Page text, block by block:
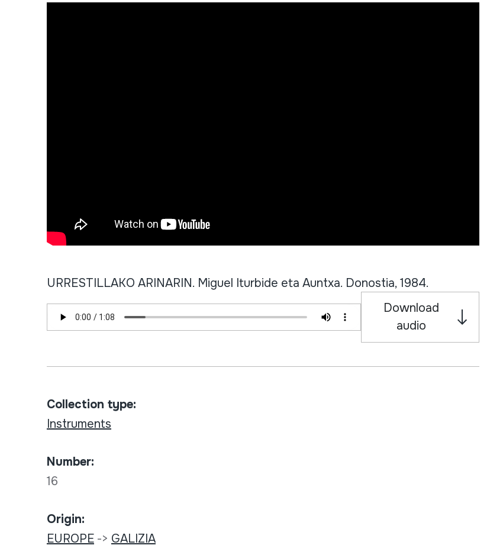
URRESTILLAKO ARINARIN. Miguel Iturbide eta Auntxa. Donostia, 1984.
Download
audio
Collection type:
Instruments
Number:
16
Origin:
EUROPE-> GALIZIA